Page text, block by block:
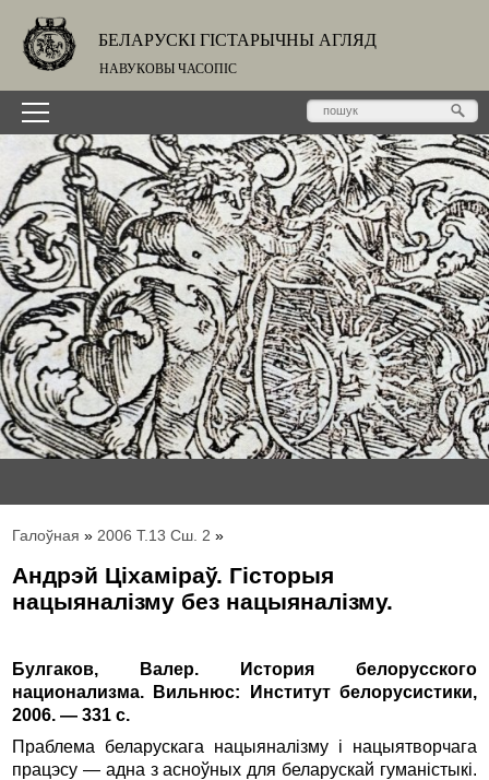
БЕЛАРУСКІ ГІСТАРЫЧНЫ АГЛЯД
НАВУКОВЫ ЧАСОПІС
Галоўная » 2006 Т.13 Сш. 2 »
Андрэй Ціхаміраў. Гісторыя
нацыяналізму без нацыяналізму.
Булгаков, Валер. История белорусского
национализма. Вильнюс: Ин­ститут белорусистики,
2006. — 331 с.
Праблема беларускага нацыяналізму i нацыятворчага
працэсу — адна з асноўных для беларускай гуманістыкі.